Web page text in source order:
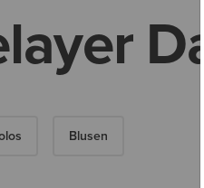
Blusen